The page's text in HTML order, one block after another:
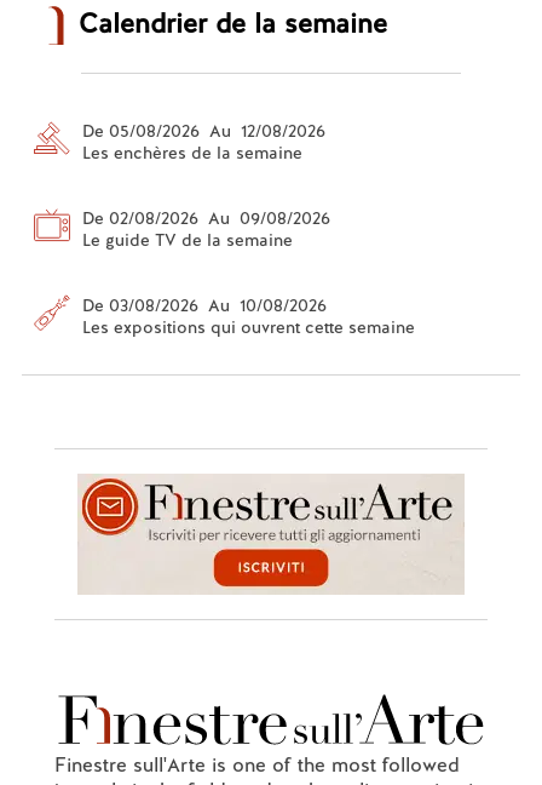
Calendrier de la semaine
De 05/08/2026 Au 12/08/2026
Les enchères de la semaine
De 02/08/2026 Au 09/08/2026
Le guide TV de la semaine
De 03/08/2026 Au 10/08/2026
Les expositions qui ouvrent cette semaine
Finestre sull'Arte is one of the most followed